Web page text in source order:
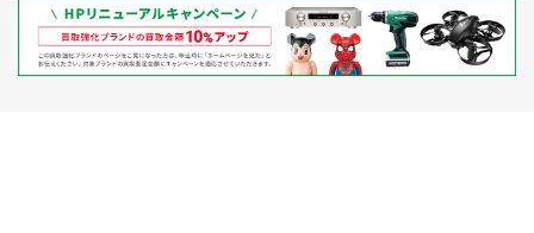
買取に関する質問や相談もすぐにできて便利
簡単操作！LINE査定